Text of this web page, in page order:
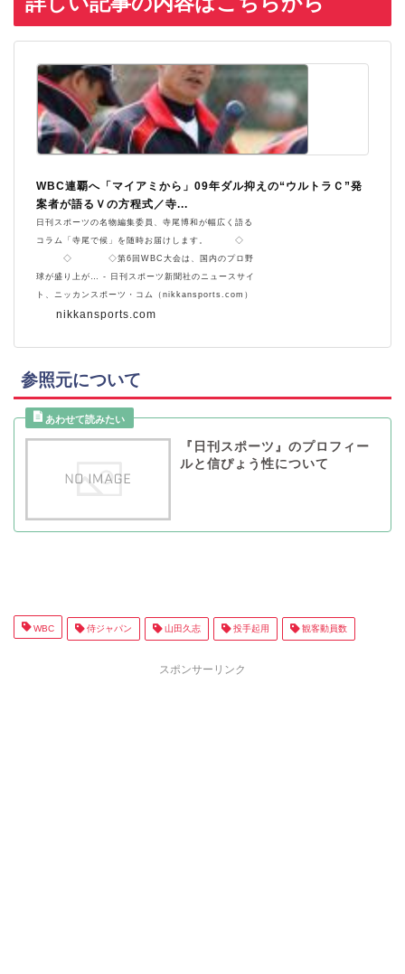
nikkansports.com
WBC連覇へ「マイアミから」09年ダル抑えの“ウルトラＣ”発
案者が語るＶの方程式／寺...
日刊スポーツの名物編集委員、寺尾博和が幅広く語る
コラム「寺尾で候」を随時お届けします。 ◇
◇ ◇第6回WBC大会は、国内のプロ野
球が盛り上が… - 日刊スポーツ新聞社のニュースサイ
ト、ニッカンスポーツ・コム（nikkansports.com）
参照元について
『日刊スポーツ』のプロフィー
ルと信ぴょう性について
WBC 侍ジャパン 山田久志 投手起用 観客動員数
スポンサーリンク